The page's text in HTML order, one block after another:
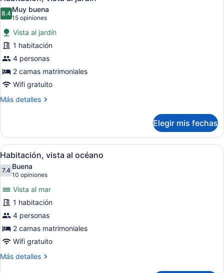
todas
las
fotos
de
Habitación,
vista
al
jardín
8.48.4 de 10
Muy buena
15 opiniones
(15
opiniones)
Vista al jardín
1 habitación
4 personas
2 camas matrimoniales
Wifi gratuito
Más detalles
Más
vista
al
jardín
Elegir mis fechas
Abrir
todas
las
fotos
de
Habitación,
vista
al
océano
Habitación de hotel con dos
6
Habitación, vista al océano
7.47.4 de 10
Buena
10 opiniones
(10
opiniones)
Vista al mar
1 habitación
4 personas
2 camas matrimoniales
Wifi gratuito
Más detalles
Más